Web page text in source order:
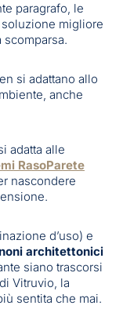
paragrafo, le
migliore
si adattano allo
anche
adatta alle
RasoParete
nascondere
d’uso) e
architettonici
siano trascorsi
Vitruvio, la
sentita che mai.